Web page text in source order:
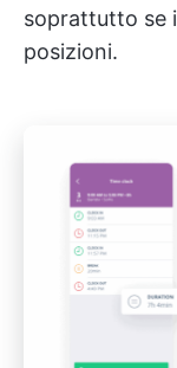
soprattutto se
posizioni.